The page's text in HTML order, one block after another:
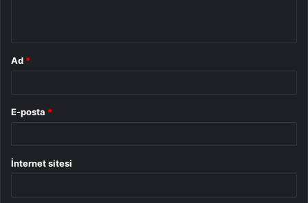
Ad *
E-posta *
İnternet sitesi